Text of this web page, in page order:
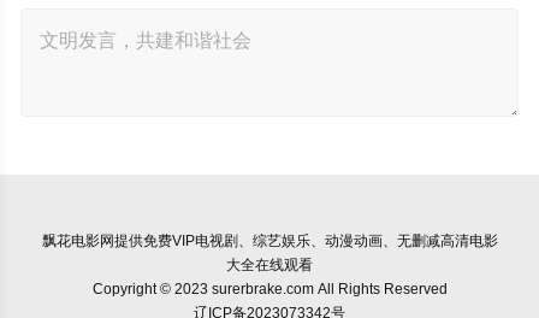
飘花电影网提供免费VIP电视剧、综艺娱乐、动漫动画、无删减高清电影
大全在线观看
Copyright © 2023 surerbrake.com All Rights Reserved
辽ICP备2023073342号